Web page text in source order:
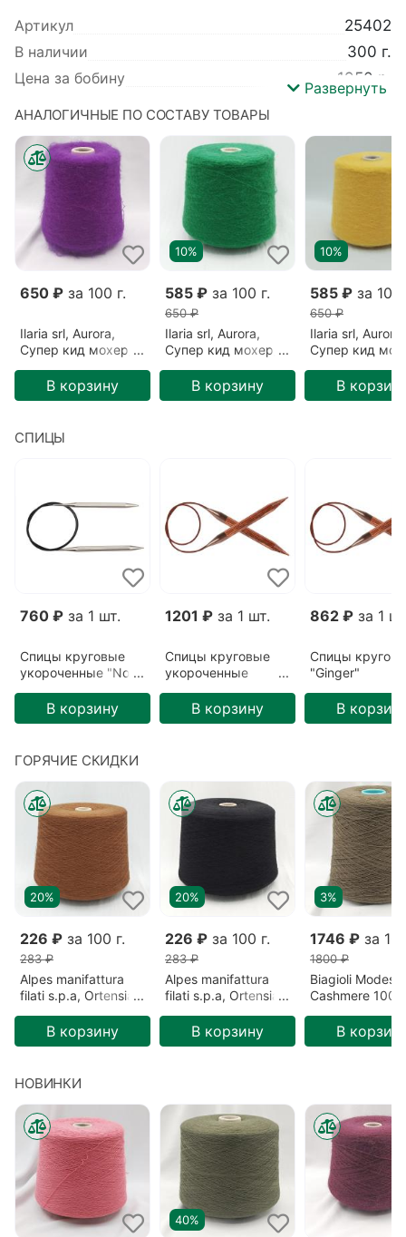
Артикул
25402
В наличии
300 г.
Цена за бобину
1950 р.
Коллекция
Aurora
Вид пряжи
Пушистая
Зимняя
Базовый цвет
Цвет
Песочный (006517)
Метраж
1000 м/100 гр
Детальный
Меринос 5% Нейлон 28% Супер кид
мохер 67%
Развернуть
АНАЛОГИЧНЫЕ ПО СОСТАВУ ТОВАРЫ
650 ₽ за 100 г.
Ilaria srl, Aurora,
Супер кид мохер/
Фиолетовый/
Фиалка (28301)
В корзину
10%
585 ₽ за 100 г.
650 ₽
Ilaria srl, Aurora,
Супер кид мохер/
Зеленый/Зеленый
(006125)
В корзину
10%
585 ₽ за 100
650 ₽
Ilaria srl, Aurora,
Супер кид
Желтый/
(006076)
В
СПИЦЫ
760 ₽ за 1 шт.
Спицы круговые
укороченные "Nova
3,75мм/40см
В корзину
1201 ₽ за 1 шт.
Спицы круговые
укороченные
5,5мм/40см
В корзину
862 ₽ за 1
Спицы
"Ginger"
В
ГОРЯЧИЕ СКИДКИ
20%
226 ₽ за 100 г.
283 ₽
Alpes manifattura
filati s.p.a, Ortensia,
Коричневый/Сигара
(2193)
В корзину
20%
226 ₽ за 100 г.
283 ₽
Alpes manifattura
filati s.p.a, Ortensia,
Черный/Безлунная
ночь (00836)
В корзину
3%
1746 ₽ за
1800 ₽
Biagioli
Cashmere
Готика
В
НОВИНКИ
40%